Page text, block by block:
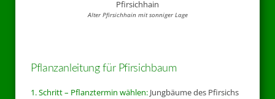
Alter Pfirsichhain mit sonniger Lage
Pflanzanleitung für Pfirsichbaum
1. Schritt – Pflanztermin wählen: Jungbäume des Pfirsichs